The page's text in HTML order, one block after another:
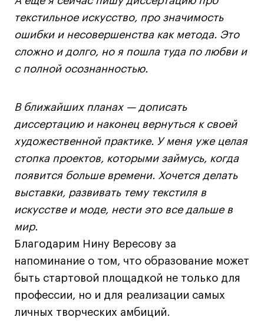
Fashion Summer
Проект с Microsoft
Войти в кампус
Получить сертификат
Дни открытых
дверей
Дни открытых
дверей
События
События
Истории успеха
Истории успеха
8 495 640 30 92
8 495 640 30 92
info@britishdesign.ru
info@britishdesign.ru
Адрес на карте
Адрес на карте
текстильное искусство, про значимость
ошибки и несовершенства как метода. Это
сложно и долго, но я пошла туда по любви и
с полной осознанностью.
В ближайших планах — дописать
диссертацию и наконец вернуться к своей
художественной практике. У меня уже целая
стопка проектов, которыми займусь, когда
появится больше времени. Хочется делать
выставки, развивать тему текстиля в
искусстве и моде, нести это все дальше в
мир.
Благодарим Нину Вересову за
напоминание о том, что образование может
быть стартовой площадкой не только для
профессии, но и для реализации самых
личных творческих амбиций.